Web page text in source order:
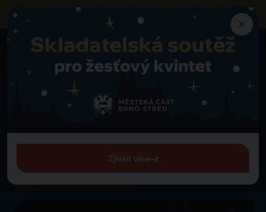
Výzva k obsazení vybraných prodejních míst
na akci „Vánoce Brno 2026“
neziskovými organizacemi a sociálními podniky
Zpět na program Program Jiří Bartas
Středa 26. 11. 2025 od 18:00
Jiří Bartas
×
Zjistit více